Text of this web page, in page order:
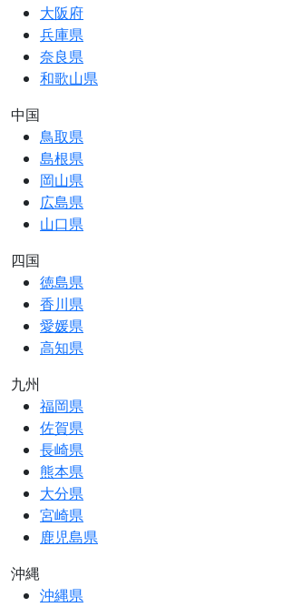
大阪府
兵庫県
奈良県
和歌山県
中国
鳥取県
島根県
岡山県
広島県
山口県
四国
徳島県
香川県
愛媛県
高知県
九州
福岡県
佐賀県
長崎県
熊本県
大分県
宮崎県
鹿児島県
沖縄
沖縄県